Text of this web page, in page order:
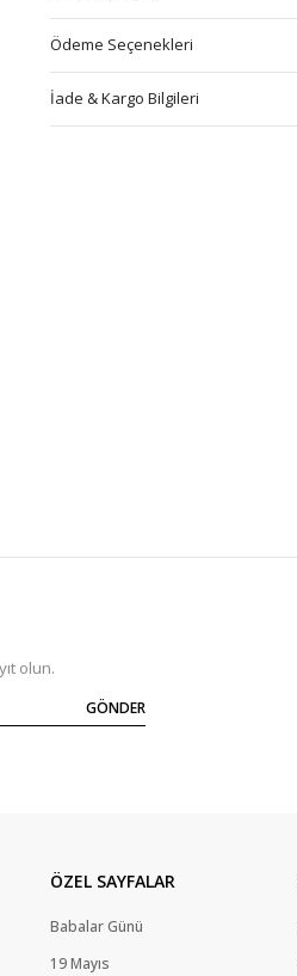
Ödeme Seçenekleri
İade & Kargo Bilgileri
olun.
GÖNDER
ÖZEL SAYFALAR
Babalar Günü
19 Mayıs